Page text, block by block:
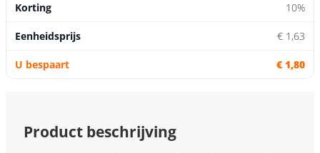
10%
€ 1,63
€ 1,80
Product beschrijving